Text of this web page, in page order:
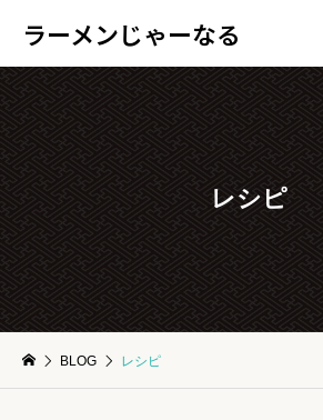
ラーメンじゃーなる
レシピ
BLOG レシピ